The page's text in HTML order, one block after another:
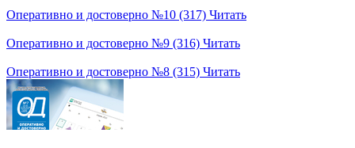
Оперативно и достоверно №10 (317) Читать
Оперативно и достоверно №9 (316) Читать
Оперативно и достоверно №8 (315) Читать